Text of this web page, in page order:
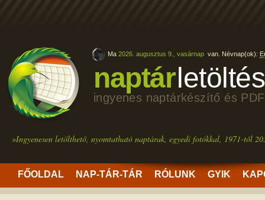
naptárletöltés
ingyenes naptárkészítő és
»Ingyenesen letölthető, nyomtatható naptárak, egyedi fotókkal, 1971-től
FŐOLDAL NAP-TÁR-TÁR RÓLUNK GYIK
Ma 2026. augusztus 9., vasárnap van. Névnap(ok):